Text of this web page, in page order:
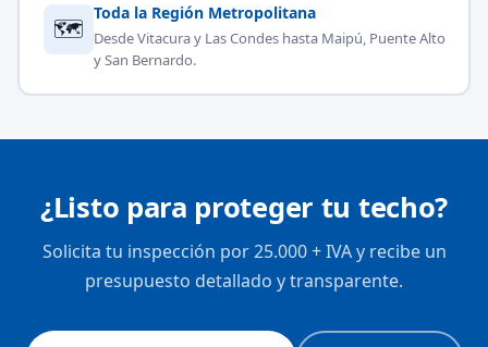
🗺
Toda la Región Metropolitana
Desde Vitacura y Las Condes hasta Maipú, Puente Alto
y San Bernardo.
¿Listo para proteger tu techo?
Solicita tu inspección por 25.000 + IVA y recibe un
presupuesto detallado y transparente.